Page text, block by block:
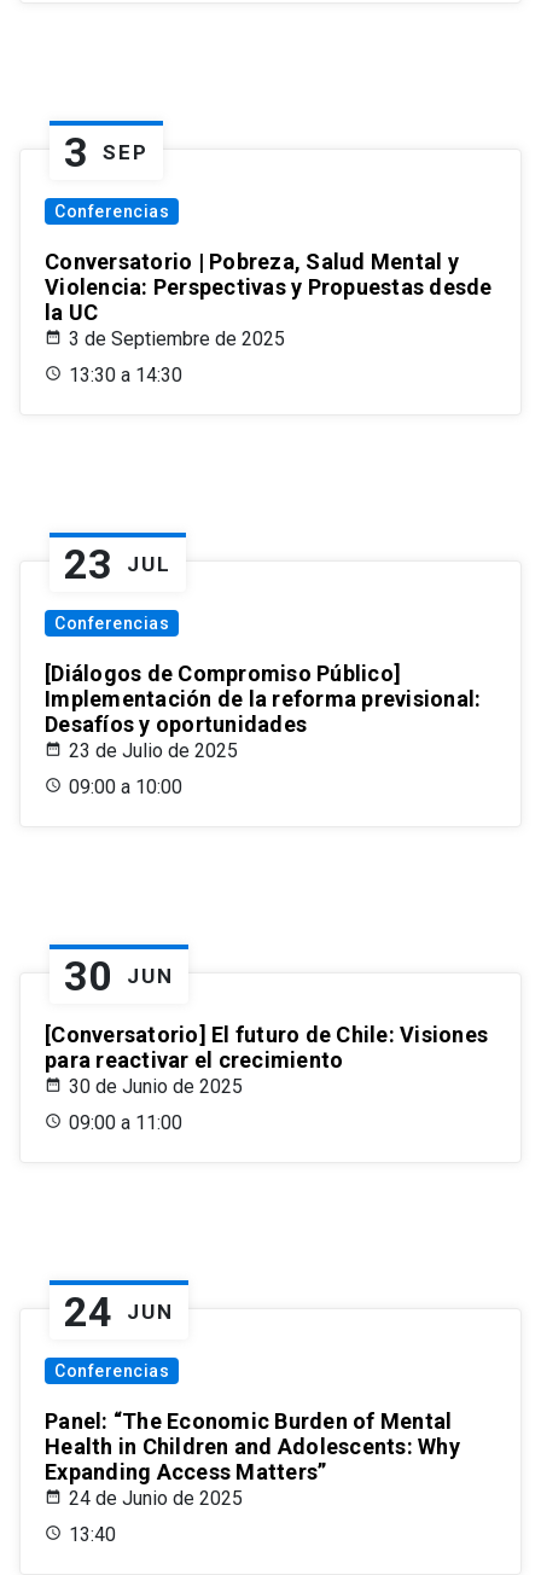
3 SEP
Conferencias
Conversatorio | Pobreza, Salud Mental y
Violencia: Perspectivas y Propuestas desde
la UC
3 de Septiembre de 2025
13:30 a 14:30
23 JUL
Conferencias
[Diálogos de Compromiso Público]
Implementación de la reforma previsional:
Desafíos y oportunidades
23 de Julio de 2025
09:00 a 10:00
30 JUN
[Conversatorio] El futuro de Chile: Visiones
para reactivar el crecimiento
30 de Junio de 2025
09:00 a 11:00
24 JUN
Conferencias
Panel: “The Economic Burden of Mental
Health in Children and Adolescents: Why
Expanding Access Matters”
24 de Junio de 2025
13:40